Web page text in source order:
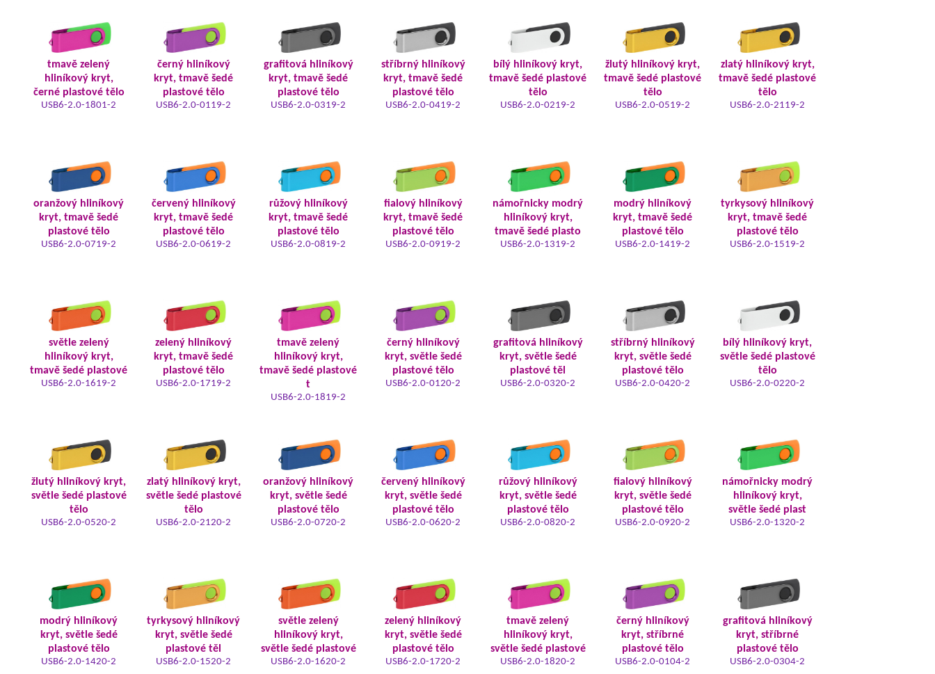
tmavě zelený
hliníkový kryt,
černé plastové tělo
USB6-2.0-1801-2
černý hliníkový
kryt, tmavě šedé
plastové tělo
USB6-2.0-0119-2
grafitová hliníkový
kryt, tmavě šedé
plastové tělo
USB6-2.0-0319-2
stříbrný hliníkový
kryt, tmavě šedé
plastové tělo
USB6-2.0-0419-2
bílý hliníkový kryt,
tmavě šedé plastové
tělo
USB6-2.0-0219-2
žlutý hliníkový kryt,
tmavě šedé plastové
tělo
USB6-2.0-0519-2
zlatý hliníkový kryt,
tmavě šedé plastové
tělo
USB6-2.0-2119-2
oranžový hliníkový
kryt, tmavě šedé
plastové tělo
USB6-2.0-0719-2
červený hliníkový
kryt, tmavě šedé
plastové tělo
USB6-2.0-0619-2
růžový hliníkový
kryt, tmavě šedé
plastové tělo
USB6-2.0-0819-2
fialový hliníkový
kryt, tmavě šedé
plastové tělo
USB6-2.0-0919-2
námořnicky modrý
hliníkový kryt,
tmavě šedé plasto
USB6-2.0-1319-2
modrý hliníkový
kryt, tmavě šedé
plastové tělo
USB6-2.0-1419-2
tyrkysový hliníkový
kryt, tmavě šedé
plastové tělo
USB6-2.0-1519-2
světle zelený
hliníkový kryt,
tmavě šedé plastové
USB6-2.0-1619-2
zelený hliníkový
kryt, tmavě šedé
plastové tělo
USB6-2.0-1719-2
tmavě zelený
hliníkový kryt,
tmavě šedé plastové
t
USB6-2.0-1819-2
černý hliníkový
kryt, světle šedé
plastové tělo
USB6-2.0-0120-2
grafitová hliníkový
kryt, světle šedé
plastové těl
USB6-2.0-0320-2
stříbrný hliníkový
kryt, světle šedé
plastové tělo
USB6-2.0-0420-2
bílý hliníkový kryt,
světle šedé plastové
tělo
USB6-2.0-0220-2
žlutý hliníkový kryt,
světle šedé plastové
tělo
USB6-2.0-0520-2
zlatý hliníkový kryt,
světle šedé plastové
tělo
USB6-2.0-2120-2
oranžový hliníkový
kryt, světle šedé
plastové tělo
USB6-2.0-0720-2
červený hliníkový
kryt, světle šedé
plastové tělo
USB6-2.0-0620-2
růžový hliníkový
kryt, světle šedé
plastové tělo
USB6-2.0-0820-2
fialový hliníkový
kryt, světle šedé
plastové tělo
USB6-2.0-0920-2
námořnicky modrý
hliníkový kryt,
světle šedé plast
USB6-2.0-1320-2
modrý hliníkový
kryt, světle šedé
plastové tělo
USB6-2.0-1420-2
tyrkysový hliníkový
kryt, světle šedé
plastové těl
USB6-2.0-1520-2
světle zelený
hliníkový kryt,
světle šedé plastové
USB6-2.0-1620-2
zelený hliníkový
kryt, světle šedé
plastové tělo
USB6-2.0-1720-2
tmavě zelený
hliníkový kryt,
světle šedé plastové
USB6-2.0-1820-2
černý hliníkový
kryt, stříbrné
plastové tělo
USB6-2.0-0104-2
grafitová hliníkový
kryt, stříbrné
plastové tělo
USB6-2.0-0304-2